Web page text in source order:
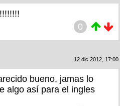
0
12 dic 2012, 17:00
bueno, jamas lo
algo así para el ingles